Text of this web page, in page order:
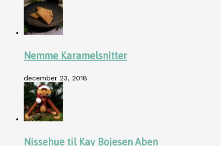
Nemme Karamelsnitter
december 23, 2018
Nissehue til Kay Bojesen Aben